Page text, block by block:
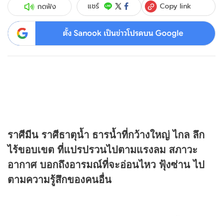
กดฟัง แชร์ Copy link
ตั้ง Sanook เป็นข่าวโปรดบน Google
ราศีมีน ราศีธาตุน้ำ ธารน้ำที่กว้างใหญ่ ไกล ลึก
ไร้ขอบเขต ที่แปรปรวนไปตามแรงลม สภาวะ
อากาศ บอกถึงอารมณ์ที่จะอ่อนไหว ฟุ้งซ่าน ไป
ตามความรู้สึกของคนอื่น